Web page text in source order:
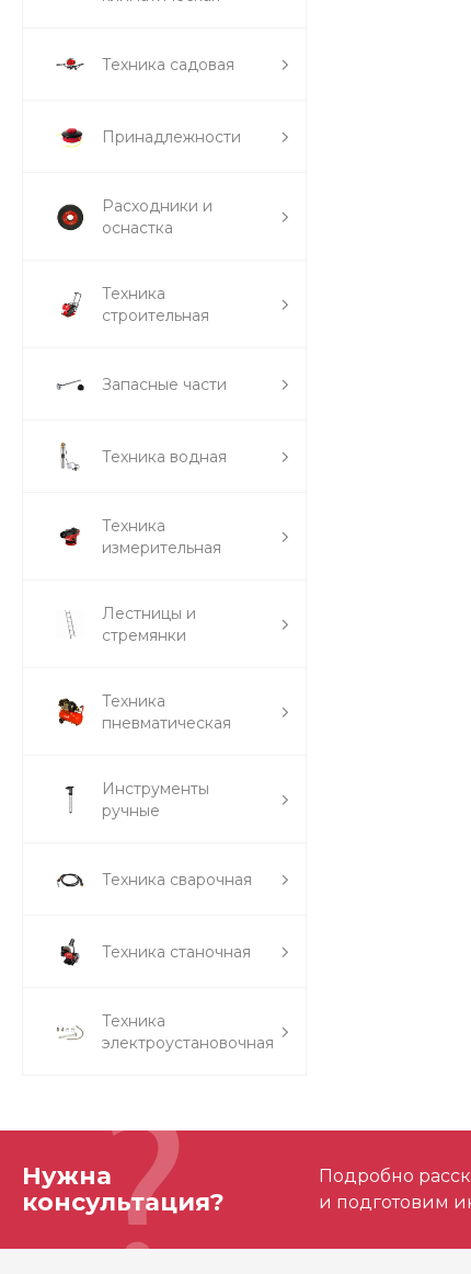
Техника садовая
Принадлежности
Расходники и
оснастка
Техника
строительная
Запасные части
Техника водная
Техника
измерительная
Лестницы и
стремянки
Техника
пневматическая
Инструменты
ручные
Техника сварочная
Техника станочная
Техника
электроустановочная
Нужна
консультация?
Подробно
и подготовим